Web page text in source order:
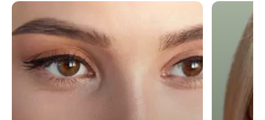
Injection de lèvres Lifting du